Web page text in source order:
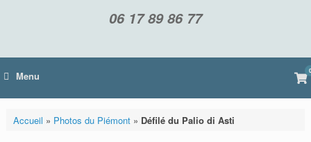
06 17 89 86 77
Menu 0
Accueil » Photos du Piémont» Défilé du Palio di Asti